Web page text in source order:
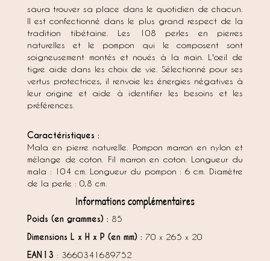
saura trouver sa place dans le quotidien de chacun.
Il est confectionné dans le plus grand respect de la
tradition tibétaine. Les 108 perles en pierres
naturelles et le pompon qui le composent sont
soigneusement montés et noués à la main. L'oeil de
tigre aide dans les choix de vie. Sélectionné pour ses
vertus protectrices, il renvoie les énergies négatives à
leur origine et aide à identifier les besoins et les
préférences.
Caractéristiques :
Mala en pierre naturelle. Pompon marron en nylon et
mélange de coton. Fil marron en coton. Longueur du
mala : 104 cm. Longueur du pompon : 6 cm. Diamètre
de la perle : 0,8 cm.
Informations complémentaires
Poids (en grammes) : 85
Dimensions L x H x P (en mm) : 70 x 265 x 20
EAN13 : 3660341689752